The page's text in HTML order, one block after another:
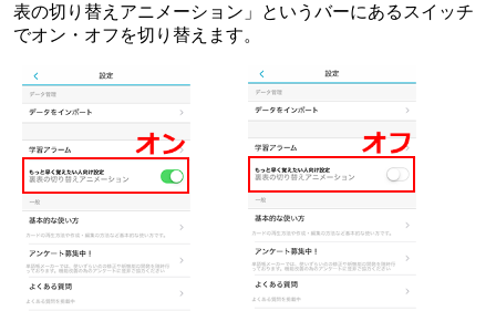
表の切り替えアニメーション」というバーにあるスイッチ
でオン・オフを切り替えます。